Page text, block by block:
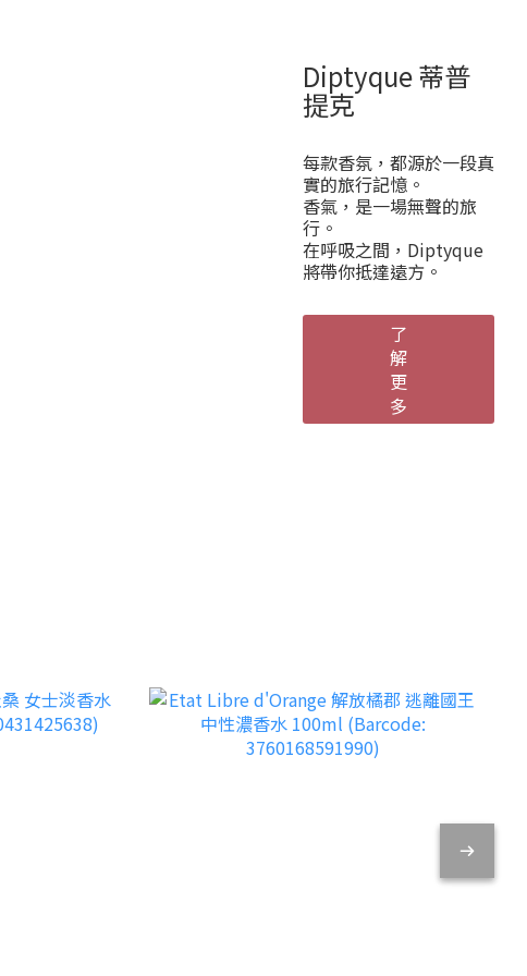
Diptyque 蒂普
提克
每款香氛，都源於一段真
實的旅行記憶。
香氣，是一場無聲的旅
行。
在呼吸之間，Diptyque
將帶你抵達遠方。
了
解
更
多